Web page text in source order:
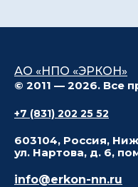
АО «НПО «ЭРКОН»
© 2011 — 2026. Все
+7 (831) 202 25 52
603104, Россия,
ул. Нартова, д. 6,
info@erkon-nn.ru